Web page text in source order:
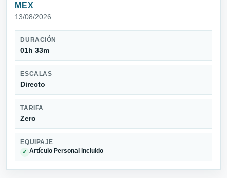
MEX
13/08/2026
DURACIÓN
01h 33m
ESCALAS
Directo
TARIFA
Zero
EQUIPAJE
✓ Artículo Personal incluido